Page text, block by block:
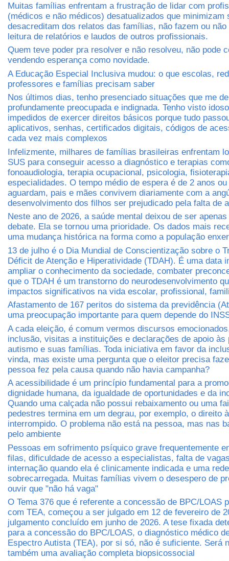
Muitas famílias enfrentam a frustração de lidar com
(médicos e não médicos) desatualizados que minimizam
desacreditam dos relatos das famílias, não fazem ou
leitura de relatórios e laudos de outros profissionais.
Quem teve poder pra resolver e não resolveu, não pode
vendendo esperança como novidade.
A Educação Especial Inclusiva mudou: o que escolas,
professores e famílias precisam saber
Nos últimos dias, tenho presenciado situações que me
profundamente preocupada e indignada. Tenho visto
impedidos de exercer direitos básicos porque tudo
aplicativos, senhas, certificados digitais, códigos de
cada vez mais complexos
Infelizmente, milhares de famílias brasileiras enfrentam
SUS para conseguir acesso a diagnóstico e terapias
fonoaudiologia, terapia ocupacional, psicologia,
especialidades. O tempo médio de espera é de 2 anos
aguardam, pais e mães convivem diariamente com a
desenvolvimento dos filhos ser prejudicado pela falta de
Neste ano de 2026, a saúde mental deixou de ser
debate. Ela se tornou uma prioridade. Os dados mais
uma mudança histórica na forma como a população
13 de julho é o Dia Mundial de Conscientização sobre o
Déficit de Atenção e Hiperatividade (TDAH). É uma data
ampliar o conhecimento da sociedade, combater
que o TDAH é um transtorno do neurodesenvolvimento
impactos significativos na vida escolar, profissional,
Afastamento de 167 peritos do sistema da previdência
uma preocupação importante para quem depende do
A cada eleição, é comum vermos discursos
inclusão, visitas a instituições e declarações de apoio às
autismo e suas famílias. Toda iniciativa em favor da
vinda, mas existe uma pergunta que o eleitor precisa
pessoa fez pela causa quando não havia campanha?
A acessibilidade é um princípio fundamental para a
dignidade humana, da igualdade de oportunidades e da
Quando uma calçada não possui rebaixamento ou uma
pedestres termina em um degrau, por exemplo, o direito
interrompido. O problema não está na pessoa, mas nas
pelo ambiente
Pessoas em sofrimento psíquico grave frequentemente
filas, dificuldade de acesso a especialistas, falta de
internação quando ela é clinicamente indicada e uma rede
sobrecarregada. Muitas famílias vivem o desespero de
ouvir que "não há vaga"
O Tema 376 que é referente a concessão de BPC/LOAS
com TEA, começou a ser julgado em 12 de fevereiro de
julgamento concluído em junho de 2026. A tese fixada
para a concessão do BPC/LOAS, o diagnóstico médico
Espectro Autista (TEA), por si só, não é suficiente. Será
também uma avaliação completa biopsicossocial